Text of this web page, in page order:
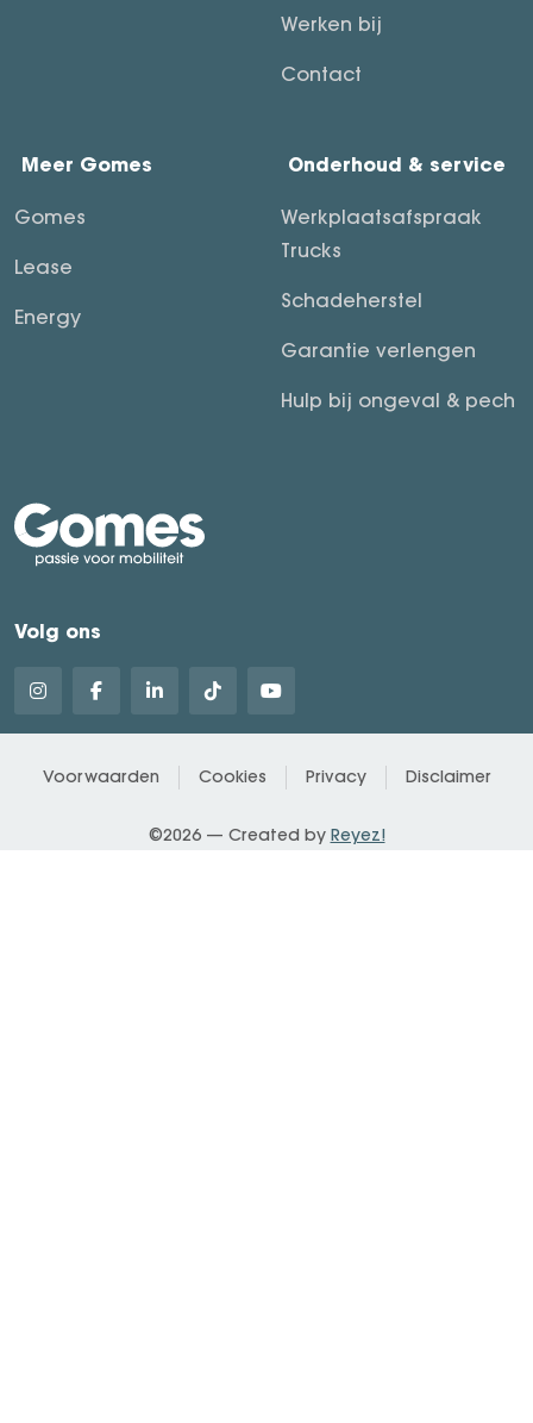
Werken bij
Contact
Meer Gomes
Gomes
Lease
Energy
Onderhoud & service
Werkplaatsafspraak
Trucks
Schadeherstel
Garantie verlengen
Hulp bij ongeval & pech
Volg ons
Voorwaarden Cookies Privacy Disclaimer
©2026 — Created by Reyez!